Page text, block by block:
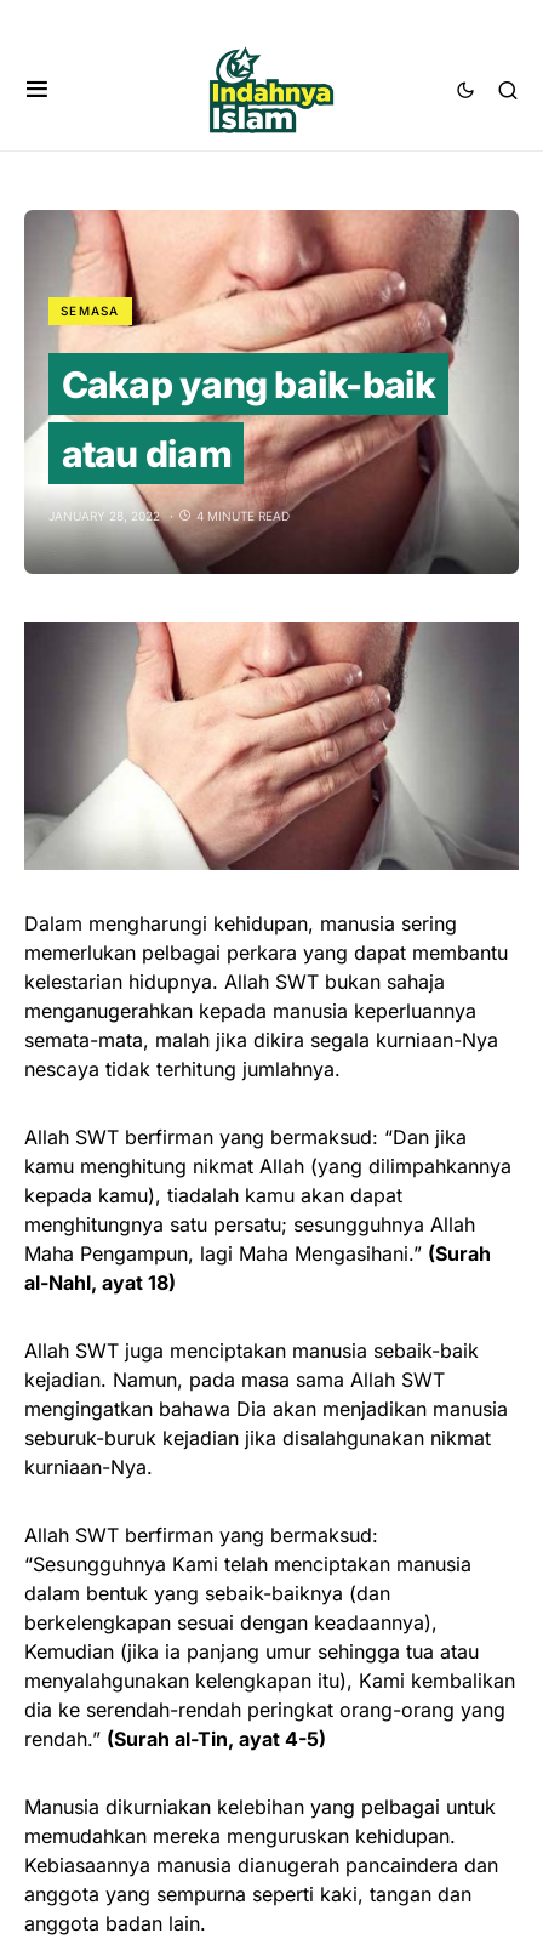
SEMASA
Cakap yang baik-baik
atau diam
JANUARY 28, 2022 4 MINUTE READ
Dalam mengharungi kehidupan, manusia sering
memerlukan pelbagai perkara yang dapat membantu
kelestarian hidupnya. Allah SWT bukan sahaja
menganugerahkan kepada manusia keperluannya
semata-mata, malah jika dikira segala kurniaan-Nya
nescaya tidak terhitung jumlahnya.
Allah SWT berfirman yang bermaksud: “Dan jika
kamu menghitung nikmat Allah (yang dilimpahkannya
kepada kamu), tiadalah kamu akan dapat
menghitungnya satu persatu; sesungguhnya Allah
Maha Pengampun, lagi Maha Mengasihani.” (Surah
al-Nahl, ayat 18)
Allah SWT juga menciptakan manusia sebaik-baik
kejadian. Namun, pada masa sama Allah SWT
mengingatkan bahawa Dia akan menjadikan manusia
seburuk-buruk kejadian jika disalahgunakan nikmat
kurniaan-Nya.
Allah SWT berfirman yang bermaksud:
“Sesungguhnya Kami telah menciptakan manusia
dalam bentuk yang sebaik-baiknya (dan
berkelengkapan sesuai dengan keadaannya),
Kemudian (jika ia panjang umur sehingga tua atau
menyalahgunakan kelengkapan itu), Kami kembalikan
dia ke serendah-rendah peringkat orang-orang yang
rendah.” (Surah al-Tin, ayat 4-5)
Manusia dikurniakan kelebihan yang pelbagai untuk
memudahkan mereka menguruskan kehidupan.
Kebiasaannya manusia dianugerah pancaindera dan
anggota yang sempurna seperti kaki, tangan dan
anggota badan lain.